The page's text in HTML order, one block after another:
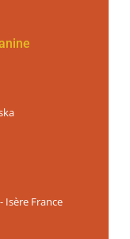
Isère France